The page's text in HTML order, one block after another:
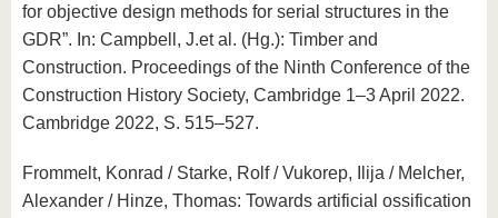
for objective design methods for serial structures in the
GDR”. In: Campbell, J.et al. (Hg.): Timber and
Construction. Proceedings of the Ninth Conference of the
Construction History Society, Cambridge 1–3 April 2022.
Cambridge 2022, S. 515–527.
Frommelt, Konrad / Starke, Rolf / Vukorep, Ilija / Melcher,
Alexander / Hinze, Thomas: Towards artificial ossification